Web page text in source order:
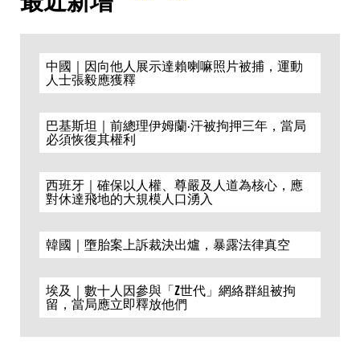
中國｜因向他人展示達賴喇嘛照片被捕，運動
人士張毅應獲釋
巴基斯坦｜前總理伊姆蘭·汗被拘押三年，當局
必須恢復其權利
西班牙｜確保以人權、尊嚴及人道為核心，應
對休達飛地的大規模人口湧入
韓國｜墮胎案上訴裁決出爐，暴露法律真空
埃及｜數十人因參與「Z世代」網絡群組被拘
留，當局應立即釋放他們